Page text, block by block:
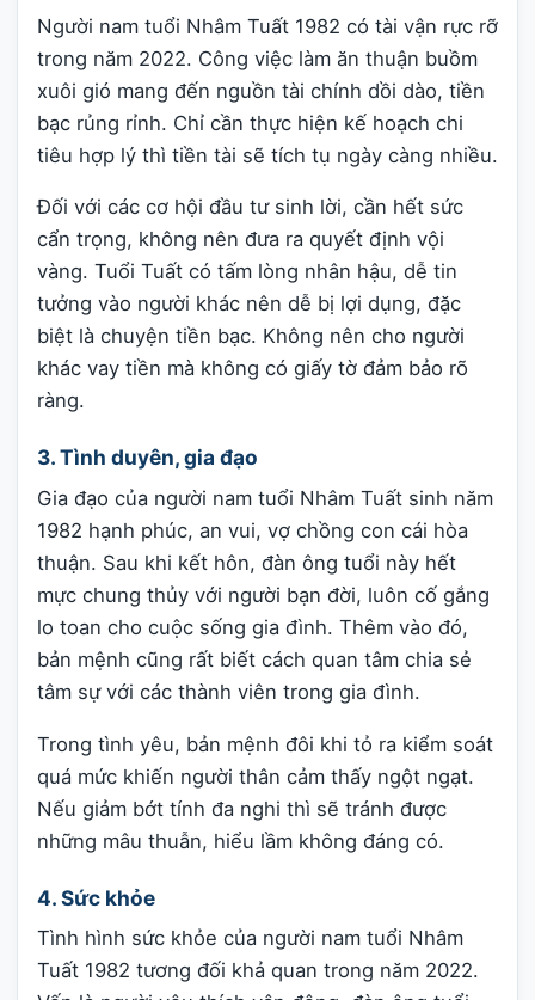
Người nam tuổi Nhâm Tuất 1982 có tài vận rực rỡ
trong năm 2022. Công việc làm ăn thuận buồm
xuôi gió mang đến nguồn tài chính dồi dào, tiền
bạc rủng rỉnh. Chỉ cần thực hiện kế hoạch chi
tiêu hợp lý thì tiền tài sẽ tích tụ ngày càng nhiều.
Đối với các cơ hội đầu tư sinh lời, cần hết sức
cẩn trọng, không nên đưa ra quyết định vội
vàng. Tuổi Tuất có tấm lòng nhân hậu, dễ tin
tưởng vào người khác nên dễ bị lợi dụng, đặc
biệt là chuyện tiền bạc. Không nên cho người
khác vay tiền mà không có giấy tờ đảm bảo rõ
ràng.
3. Tình duyên, gia đạo
Gia đạo của người nam tuổi Nhâm Tuất sinh năm
1982 hạnh phúc, an vui, vợ chồng con cái hòa
thuận. Sau khi kết hôn, đàn ông tuổi này hết
mực chung thủy với người bạn đời, luôn cố gắng
lo toan cho cuộc sống gia đình. Thêm vào đó,
bản mệnh cũng rất biết cách quan tâm chia sẻ
tâm sự với các thành viên trong gia đình.
Trong tình yêu, bản mệnh đôi khi tỏ ra kiểm soát
quá mức khiến người thân cảm thấy ngột ngạt.
Nếu giảm bớt tính đa nghi thì sẽ tránh được
những mâu thuẫn, hiểu lầm không đáng có.
4. Sức khỏe
Tình hình sức khỏe của người nam tuổi Nhâm
Tuất 1982 tương đối khả quan trong năm 2022.